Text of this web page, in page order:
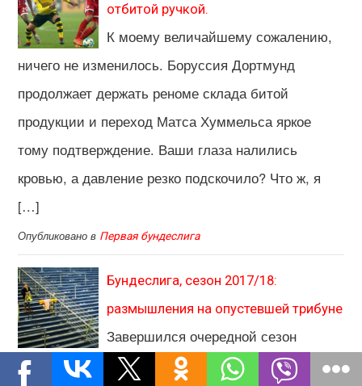
отбитой ручкой.
К моему величайшему сожалению,
ничего не изменилось. Боруссия Дортмунд
продолжает держать реноме склада битой
продукции и переход Матса Хуммельса яркое
тому подтверждение. Ваши глаза налились
кровью, а давление резко подскочило? Что ж, я
[…]
Опубликовано в Первая бундеслига
Бундеслига, сезон 2017/18:
размышления на опустевшей трибуне
Завершился очередной сезон
профессионального футбола в Германии. По-